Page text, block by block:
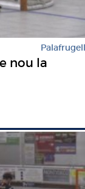
Palafrugell
nou la